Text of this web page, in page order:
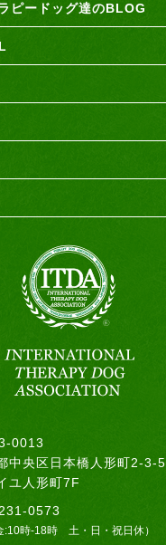
ピードッグ達のBLOG
0013
中央区日本橋人形町2-3-5
ユ人形町7F
0573
:10時-18時 土・日・祝日休）